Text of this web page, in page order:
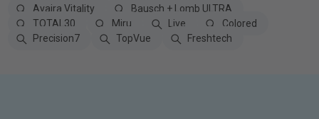
Avaira Vitality
Bausch + Lomb ULTRA
TOTAL30
Miru Live
Colored
Precision7
TopVue Freshtech